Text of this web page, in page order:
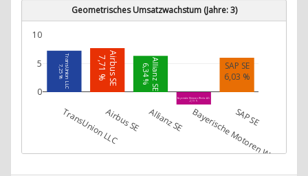
Geometrisches Umsatzwachstum (Jahre: 3)
TransUnion LLC
7,25 % Airbus SE
7,71 % Allianz SE
6,34 %
Bayerische Motoren Werke AG
-2,19 %
SAP SE
6,03 %
TransUnion LLCAirbus SE Allianz SE Bayerische Motoren Werke AG
SAP SE
0
5
10